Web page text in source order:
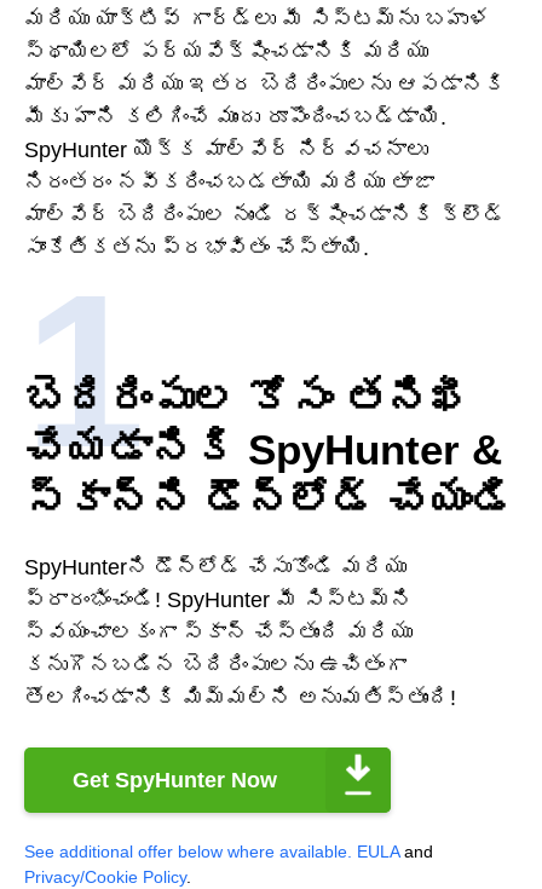
మరియు యాక్టివ్ గార్డ్‌లు మీ సిస్టమ్‌ను బహుళ
స్థాయిలలో పర్యవేక్షించడానికి మరియు
మాల్వేర్ మరియు ఇతర బెదిరింపులను ఆపడానికి
మీకు హాని కలిగించే ముందు రూపొందించబడ్డాయి.
SpyHunter యొక్క మాల్వేర్ నిర్వచనాలు
నిరంతరం నవీకరించబడతాయి మరియు తాజా
మాల్వేర్ బెదిరింపుల నుండి రక్షించడానికి క్లౌడ్
సాంకేతికతను ప్రభావితం చేస్తాయి.
బెదిరింపుల కోసం తనిఖీ
చేయడానికి SpyHunter &
స్కాన్‌ని డౌన్‌లోడ్ చేయండి
SpyHunterని డౌన్‌లోడ్ చేసుకోండి మరియు
ప్రారంభించండి! SpyHunter మీ సిస్టమ్‌ని
స్వయంచాలకంగా స్కాన్ చేస్తుంది మరియు
కనుగొనబడిన బెదిరింపులను ఉచితంగా
తొలగించడానికి మిమ్మల్ని అనుమతిస్తుంది!
Get SpyHunter Now
See additional offer below where available. EULAand
Privacy/Cookie Policy.